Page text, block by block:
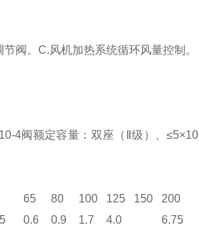
压调节阀。C.风机加热系统
4阀额定容量：双座（Ⅱ级）、
65 80 100 125 150
200
0.6 0.9 1.7 4.0
6.75